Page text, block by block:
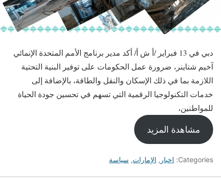
دبي في 13 فبراير /أ ش أ/ أكد مدير برنامج الأمم المتحدة الإنمائي
آخيم شتاينر، ضرورة عمل الحكومات على توفير البنية التحتية
اللازمة بما في ذلك الإسكان والنقل والطاقة، بالإضافة إلى
خدمات التكنولوجيا الرقمية التي تسهم في تحسين جودة الحياة
للمواطنين،
مشاهدة المزيد
Categories: اخبار , الإمارات, سياسة